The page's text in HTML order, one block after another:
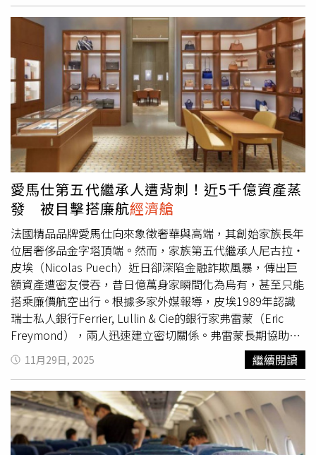
十幾個小時爽而已」；因此，原PO覺得與其花高額費用升
等，不如把差價拿去住五星級飯店更實在。貼文一出，底下
引發熱烈討論，網友幾乎一面倒不認同他的看法，強調商務
艙的價值不只在座位大小，更在於「能躺著睡」帶來的質量
差異。有過來人指出，十幾個小時的長程飛行若只能坐著休
息，容易腰痠背痛、抵達後疲憊不堪；相較之下，能平躺睡
覺的商務艙能大幅減少時差，抵達時「滿血復活」；還有人
直言，「躺著睡跟坐著睡，你試過就知道差別在哪。」有另
一派網友則認為，商務艙除了座椅舒適度，更包含整體旅程
體驗，例如專屬報到櫃台、優先通關與登機、專屬貴賓室、
無需排隊的流程以及更高的隱私空間。也有搭過商務艙的網
友表示，商務艙廁所與經濟艙分開、機上服務更周到，加上
乘客素質與環境較安靜，能大幅提升飛行感受。除此之外，
更有不少人點出「尊榮感」是商務艙的重要心理因素之一，
「你年紀到了自然會懂」、「加點錢就能有那麼多高人一等
的享受，這是五星級飯店比不上的」、「這些錢對能搭商務
艙的人來說都是零頭」、「飛機上就是階級最明顯的地
方」。
愛馬仕第五代繼承人遭背刺！近5千億資產蒸
發 被目擊搭廉航經濟艙
法國精品品牌愛馬仕向來象徵奢華與高端，其創始家族長年
位居奢侈品金字塔頂端。然而，家族第五代繼承人尼古拉・
皮埃（Nicolas Puech）近日卻深陷金融詐欺風暴，傳出巨
額資產遭密友侵吞，昔日億萬身家瞬間化為烏有，甚至只能
搭乘廉價航空出行。根據多家外媒報導，皮埃1989年認識
瑞士私人銀行Ferrier, Lullin & Cie的銀行家弗雷蒙（Eric
Freymond），兩人迅速建立密切關係。弗雷蒙長期協助他
處理旅遊、房產管理、帳單支付等私人事務，甚至能自由進
出皮埃在瑞士與西班牙的住所，關係宛如私人助理甚至生活
伴侶。在2000年前後，皮埃在對方的強力建議下，將手中
愛馬仕股份以「不記名股票」形式移轉至瑞士，並簽署全面
委託協議，賦予弗雷蒙自由操作全部資產的權限。之後，弗
雷蒙持續向皮埃編造資產穩定增值的假象，讓他誤以為財富
11月29日, 2025 繼續閱讀